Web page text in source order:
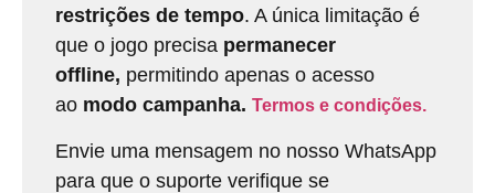
restrições de tempo. A única limitação é
que o jogo precisa permanecer
offline, permitindo apenas o acesso
ao modo campanha. Termos e condições.
Envie uma mensagem no nosso WhatsApp
para que o suporte verifique se